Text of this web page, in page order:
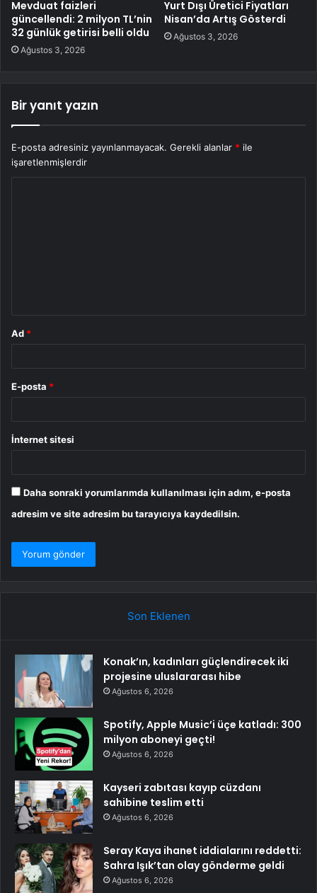
Mevduat faizleri
güncellendi: 2 milyon TL’nin
32 günlük getirisi belli oldu
Ağustos 3, 2026
Yurt Dışı Üretici Fiyatları
Nisan’da Artış Gösterdi
Ağustos 3, 2026
Bir yanıt yazın
E-posta adresiniz yayınlanmayacak. Gerekli alanlar * ile
işaretlenmişlerdir
Ad *
E-posta *
İnternet sitesi
Daha sonraki yorumlarımda kullanılması için adım, e-posta
adresim ve site adresim bu tarayıcıya kaydedilsin.
Son Eklenen
Konak’ın, kadınları güçlendirecek iki
projesine uluslararası hibe
Ağustos 6, 2026
Spotify, Apple Music’i üçe katladı: 300
milyon aboneyi geçti!
Ağustos 6, 2026
Kayseri zabıtası kayıp cüzdanı
sahibine teslim etti
Ağustos 6, 2026
Seray Kaya ihanet iddialarını reddetti:
Sahra Işık’tan olay gönderme geldi
Ağustos 6, 2026